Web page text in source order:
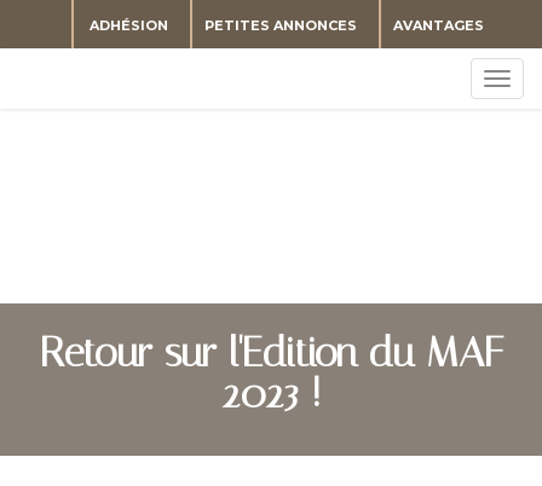
AVANTAGES
PETITES ANNONCES
ADHÉSION
Retour sur l'Edition du MAF
2023 !